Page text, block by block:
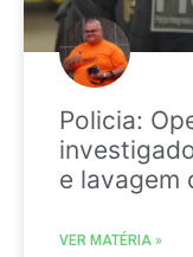
Policia:
e lavagem
VER MATÉRIA »